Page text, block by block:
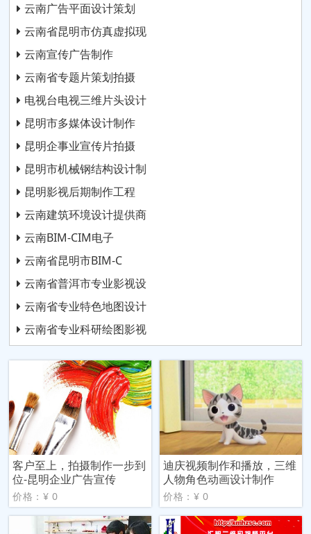
云南广告平面设计策划
云南省昆明市仿真虚拟现
云南宣传广告制作
云南省专题片策划拍摄
电视台电视三维片头设计
昆明市多媒体设计制作
昆明企事业宣传片拍摄
昆明市机械钢结构设计制
昆明影视后期制作工程
云南建筑环境设计提供商
云南BIM-CIM电子
云南省昆明市BIM-C
云南省普洱市专业影视设
云南省专业特色地图设计
云南省专业科研绘图影视
客户至上，拍摄制作一步到
位-昆明企业广告宣传
价格：¥ 0
迪庆视频制作和播放，三维
人物角色动画设计制作
价格：¥ 0